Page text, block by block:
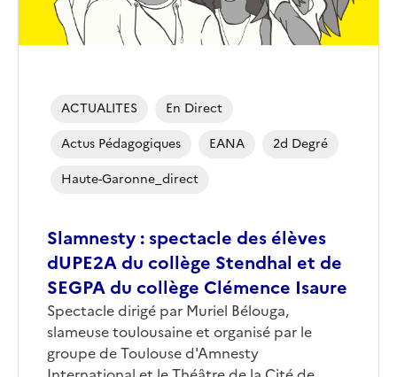
Slamnesty : spectacle des élèves
dUPE2A du collège Stendhal et de
SEGPA du collège Clémence Isaure
Spectacle dirigé par Muriel Bélouga,
slameuse toulousaine et organisé par le
groupe de Toulouse d'Amnesty
ACTUALITES
En Direct
Actus Pédagogiques
EANA
2d Degré
Haute-Garonne_direct